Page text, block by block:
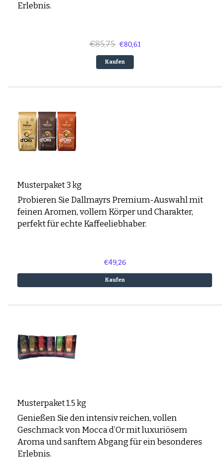
Erlebnis.
€85,75 €80,61
Kaufen
Musterpaket 3 kg
Probieren Sie Dallmayrs Premium-Auswahl mit
feinen Aromen, vollem Körper und Charakter,
perfekt für echte Kaffeeliebhaber.
€49,26
Kaufen
Musterpaket 1.5 kg
Genießen Sie den intensiv reichen, vollen
Geschmack von Mocca d’Or mit luxuriösem
Aroma und sanftem Abgang für ein besonderes
Erlebnis.